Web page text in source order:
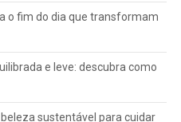
o fim do dia que transformam
e leve: descubra como
sustentável para cuidar